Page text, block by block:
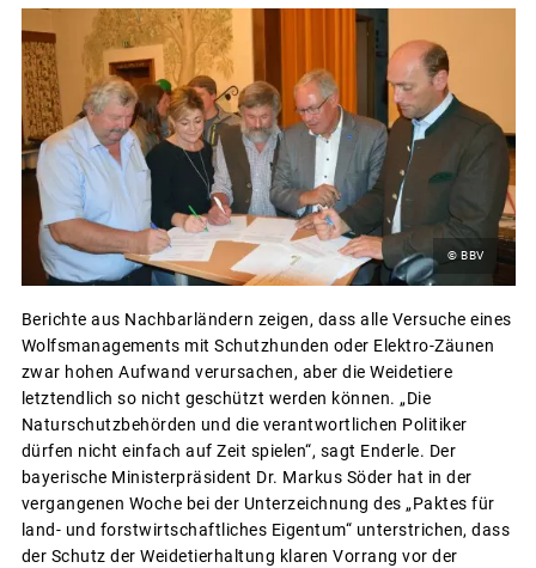
© BBV
Berichte aus Nachbarländern zeigen, dass alle Versuche eines
Wolfsmanagements mit Schutzhunden oder Elektro-Zäunen
zwar hohen Aufwand verursachen, aber die Weidetiere
letztendlich so nicht geschützt werden können. „Die
Naturschutzbehörden und die verantwortlichen Politiker
dürfen nicht einfach auf Zeit spielen“, sagt Enderle. Der
bayerische Ministerpräsident Dr. Markus Söder hat in der
vergangenen Woche bei der Unterzeichnung des „Paktes für
land- und forstwirtschaftliches Eigentum“ unterstrichen, dass
der Schutz der Weidetierhaltung klaren Vorrang vor der